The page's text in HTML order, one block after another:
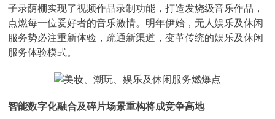
子录荫棚实现了视频作品录制功能，打造发烧级音乐作品，
点燃每一位爱好者的音乐激情。明年伊始，无人娱乐及休闲
服务势必注重新体验，疏通新渠道，变革传统的娱乐及休闲
服务体验模式。
智能数字化融合及碎片场景重构将成竞争高地